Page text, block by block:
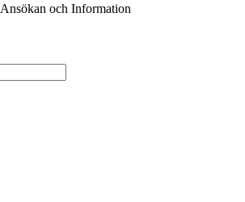
Ansökan och Information